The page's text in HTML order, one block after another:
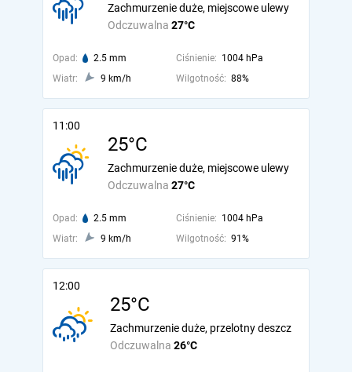
Odczuwalna 27°C
Zachmurzenie duże, miejscowe ulewy
Opad: 2.5 mm Ciśnienie: 1004 hPa
Wiatr:
9 km/h Wilgotność: 88%
11:00
25°C
Odczuwalna 27°C
Zachmurzenie duże, miejscowe ulewy
Opad: 2.5 mm Ciśnienie: 1004 hPa
Wiatr:
9 km/h Wilgotność: 91%
12:00
25°C
Odczuwalna 26°C
Zachmurzenie duże, przelotny deszcz